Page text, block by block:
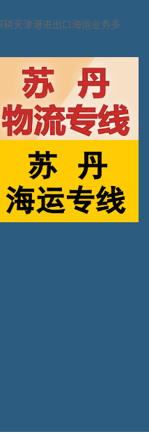
天津港进出口海运业务多